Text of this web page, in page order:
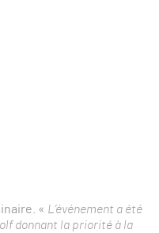
« L’événement a été
donnant la priorité à la